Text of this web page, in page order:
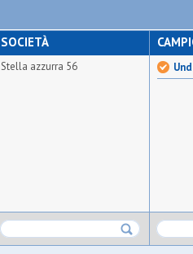
SOCIETÀ
Stella azzurra 56